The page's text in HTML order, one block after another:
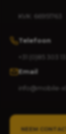
KVK: 66951763
Telefoon
+31 (0)85 303 13
Email
info@mobile-
NEEM